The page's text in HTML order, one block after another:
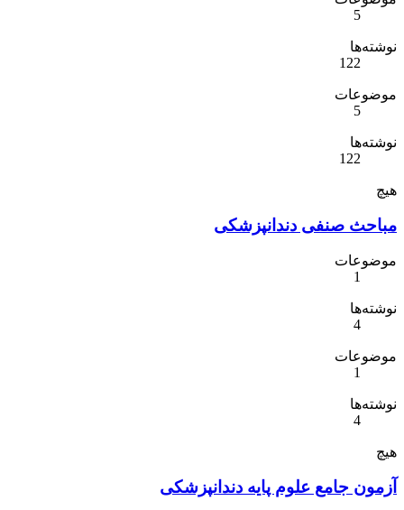
5
نوشته‌ها
122
موضوعات
5
نوشته‌ها
122
هیچ
مباحث صنفی دندانپزشکی
موضوعات
1
نوشته‌ها
4
موضوعات
1
نوشته‌ها
4
هیچ
آزمون جامع علوم پایه دندانپزشکی